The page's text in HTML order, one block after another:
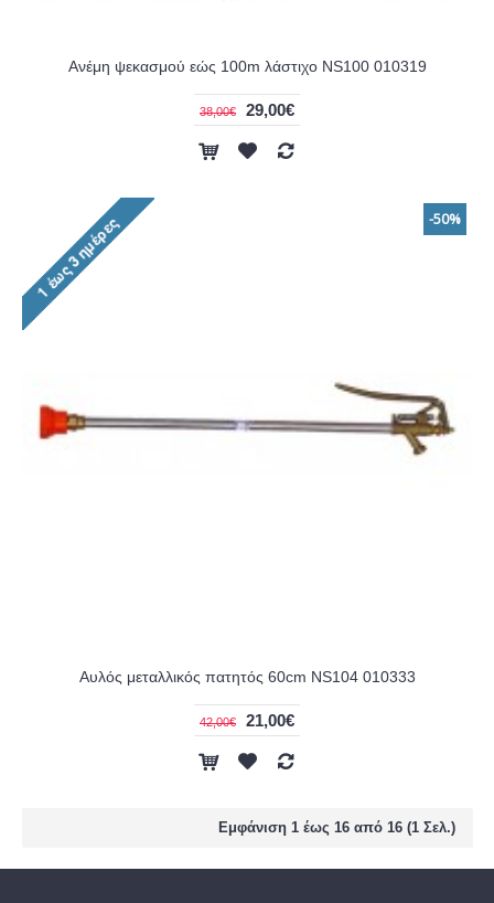
Ανέμη ψεκασμού εώς 100m λάστιχο NS100 010319
38,00€ 29,00€
-50%
Αυλός μεταλλικός πατητός 60cm NS104 010333
42,00€ 21,00€
Εμφάνιση 1 έως 16 από 16 (1 Σελ.)